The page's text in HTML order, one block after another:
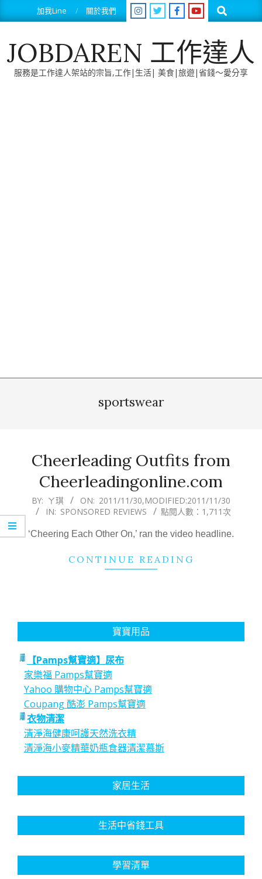
to
加我Line 關於我們 Search
JOBDAREN 工作達人
服務是工作達人架站的宗旨,工作|生活| 美食|旅遊|省錢～愛分享
sportswear
Cheerleading Outfits from
Cheerleadingonline.com
2011-
11-
30
BY: ㄚ琪 ON: 2011/11/30,MODIFIED:2011/11/30
IN: SPONSORED REVIEWS 點閱人數：1,711次
‘Cheering Each Other On,’ ran the video headline.
CONTINUE READING
寶寶用品
【Pamps幫寶適】尿布
家樂福 Pamps幫寶適
Yahoo 購物中心 Pamps幫寶適
Coupang 酷澎 Pamps幫寶適
衣物清潔
清淨海健康呵護天然洗衣精
清淨海小麥精華奶瓶食器清潔慕斯
家居生活
生活中省錢工具
學習清單